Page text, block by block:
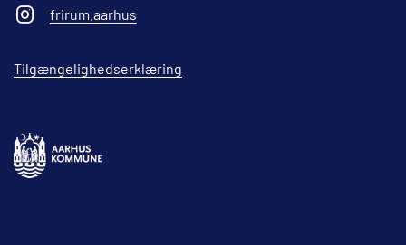
frirum.aarhus
Tilgængelighedserklæring